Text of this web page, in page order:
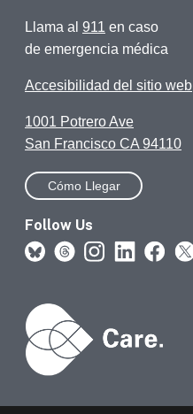
Llama al 911 en caso
de emergencia médica
Accesibilidad del sitio web
1001 Potrero Ave
San Francisco CA 94110
Cómo Llegar
Follow Us